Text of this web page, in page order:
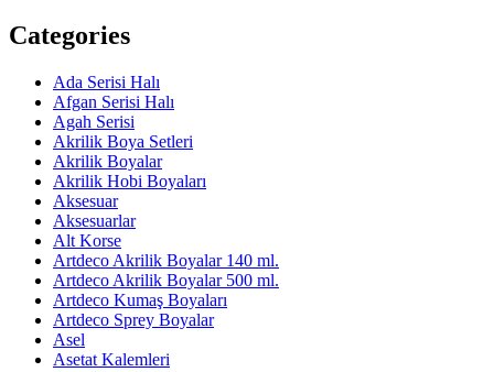
Categories
Ada Serisi Halı
Afgan Serisi Halı
Agah Serisi
Akrilik Boya Setleri
Akrilik Boyalar
Akrilik Hobi Boyaları
Aksesuar
Aksesuarlar
Alt Korse
Artdeco Akrilik Boyalar 140 ml.
Artdeco Akrilik Boyalar 500 ml.
Artdeco Kumaş Boyaları
Artdeco Sprey Boyalar
Asel
Asetat Kalemleri